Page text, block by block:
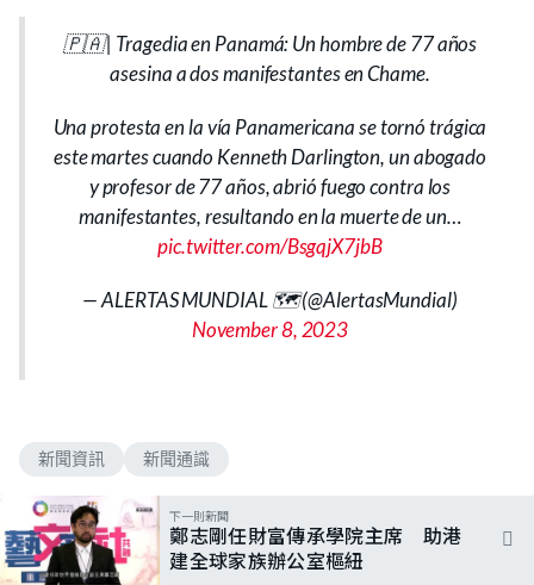
🇵🇦 | Tragedia en Panamá: Un hombre de 77 años
asesina a dos manifestantes en Chame.
Una protesta en la vía Panamericana se tornó trágica
este martes cuando Kenneth Darlington, un abogado
y profesor de 77 años, abrió fuego contra los
manifestantes, resultando en la muerte de un…
pic.twitter.com/BsgqjX7jbB
— ALERTAS MUNDIAL 🗺️ (@AlertasMundial)
November 8, 2023
新聞資訊 新聞通識
下一則新聞
鄭志剛任財富傳承學院主席 助港
建全球家族辦公室樞紐